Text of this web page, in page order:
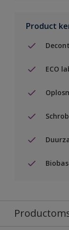
Product
ECO